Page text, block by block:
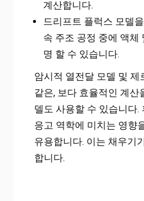
계산합니다.
드리프트 플럭스 모델
속 주조 공정 중에 액체
명 할 수 있습니다.
암시적 열전달 모델 및 제
같은, 보다 효율적인 계산
델도 사용할 수 있습니다.
응고 역학에 미치는 영향
유용합니다. 이는 채우기
합니다.